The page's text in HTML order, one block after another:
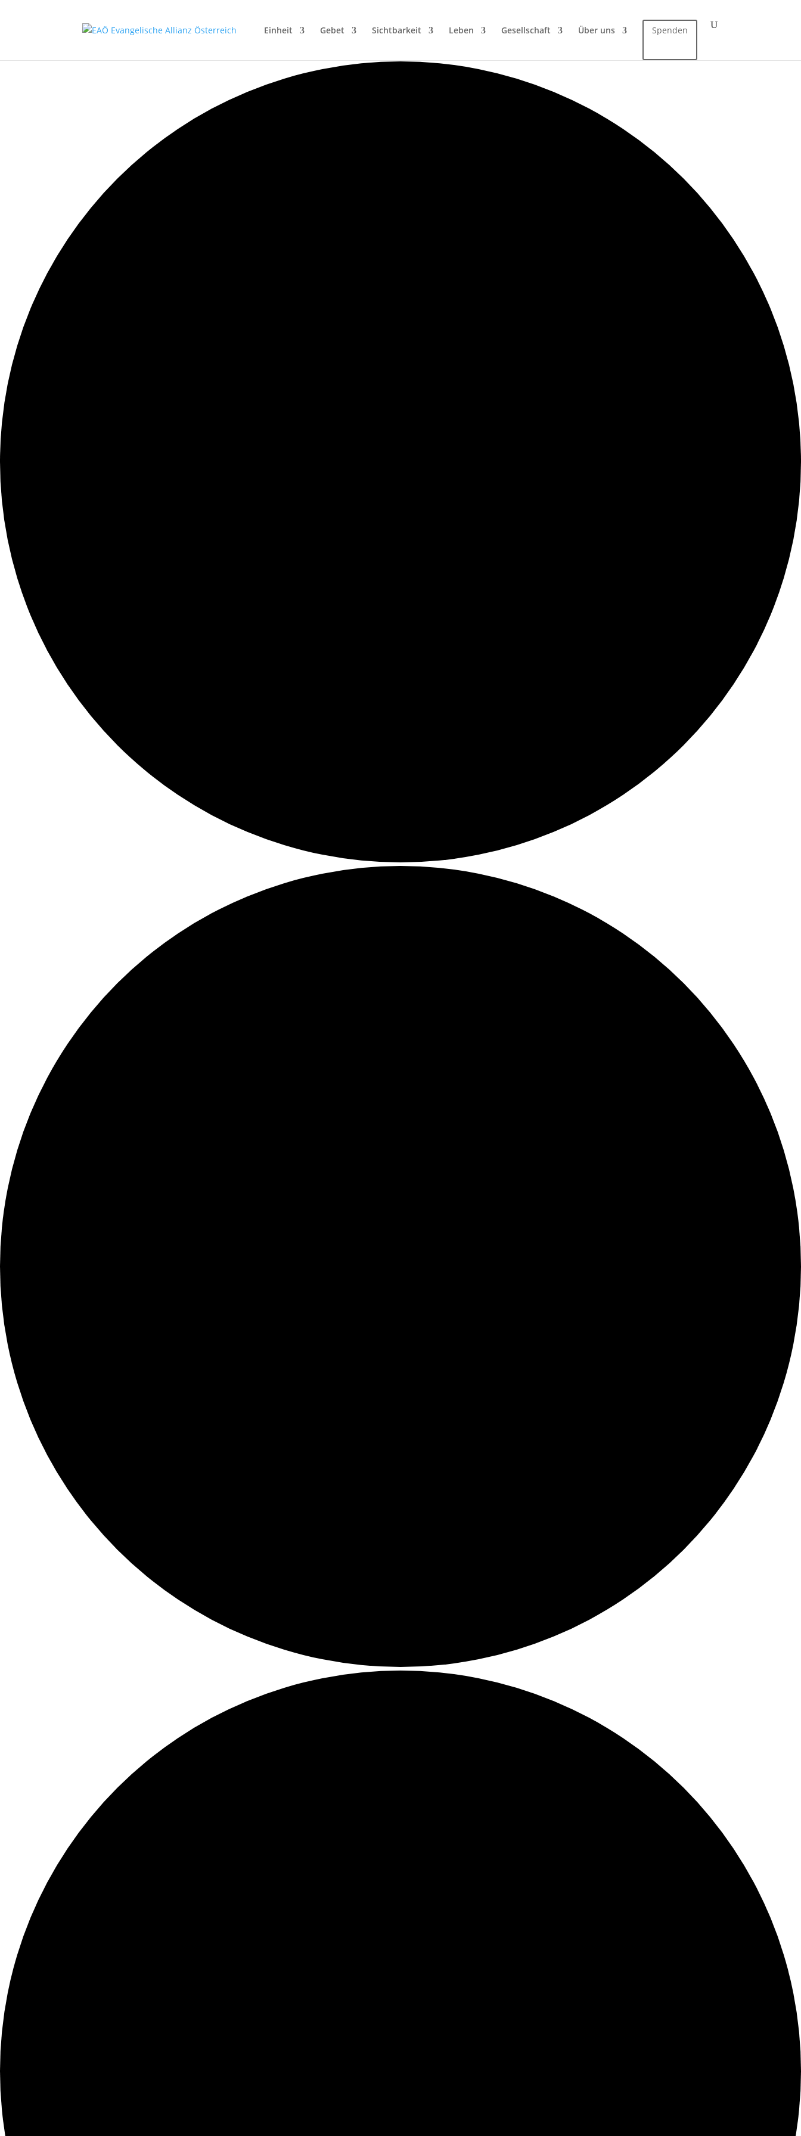
Einheit Gebet Sichtbarkeit Leben Gesellschaft Über uns Spenden